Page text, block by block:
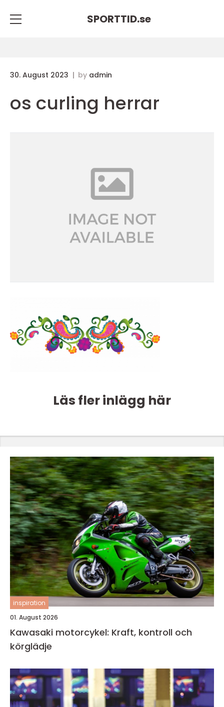
SPORTTID.se
30. August 2023 by admin
os curling herrar
Läs fler inlägg här
inspiration
01. August 2026
Kawasaki motorcykel: Kraft, kontroll och
körglädje